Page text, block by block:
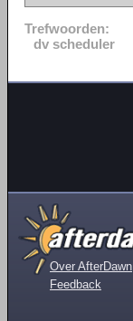
Trefwoorden:
dv scheduler
Over AfterDawn
Feedback